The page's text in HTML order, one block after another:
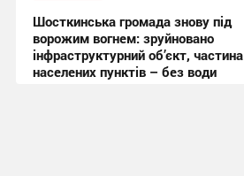
Шосткинська громада знову під
ворожим вогнем: зруйновано
інфраструктурний об’єкт, частина
населених пунктів – без води